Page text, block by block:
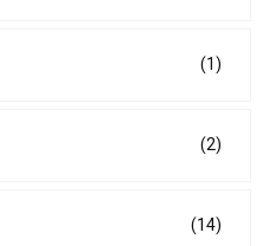
(1)
(2)
(14)